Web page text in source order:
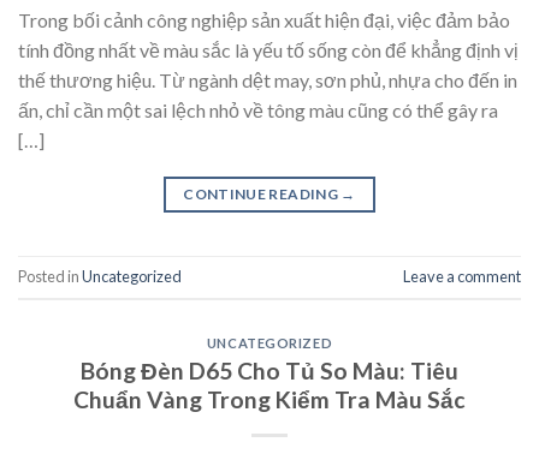
Trong bối cảnh công nghiệp sản xuất hiện đại, việc đảm bảo
tính đồng nhất về màu sắc là yếu tố sống còn để khẳng định vị
thế thương hiệu. Từ ngành dệt may, sơn phủ, nhựa cho đến in
ấn, chỉ cần một sai lệch nhỏ về tông màu cũng có thể gây ra
[…]
CONTINUE READING →
Posted inUncategorized Leave a comment
UNCATEGORIZED
Bóng Đèn D65 Cho Tủ So Màu: Tiêu
Chuẩn Vàng Trong Kiểm Tra Màu Sắc